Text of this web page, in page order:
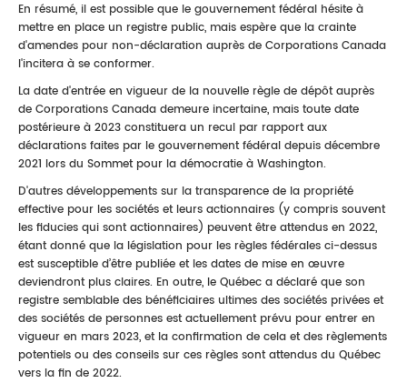
En résumé, il est possible que le gouvernement fédéral hésite à
mettre en place un registre public, mais espère que la crainte
d'amendes pour non-déclaration auprès de Corporations Canada
l'incitera à se conformer.
La date d'entrée en vigueur de la nouvelle règle de dépôt auprès
de Corporations Canada demeure incertaine, mais toute date
postérieure à 2023 constituera un recul par rapport aux
déclarations faites par le gouvernement fédéral depuis décembre
2021 lors du Sommet pour la démocratie à Washington.
D'autres développements sur la transparence de la propriété
effective pour les sociétés et leurs actionnaires (y compris souvent
les fiducies qui sont actionnaires) peuvent être attendus en 2022,
étant donné que la législation pour les règles fédérales ci-dessus
est susceptible d’être publiée et les dates de mise en œuvre
deviendront plus claires. En outre, le Québec a déclaré que son
registre semblable des bénéficiaires ultimes des sociétés privées et
des sociétés de personnes est actuellement prévu pour entrer en
vigueur en mars 2023, et la confirmation de cela et des règlements
potentiels ou des conseils sur ces règles sont attendus du Québec
vers la fin de 2022.